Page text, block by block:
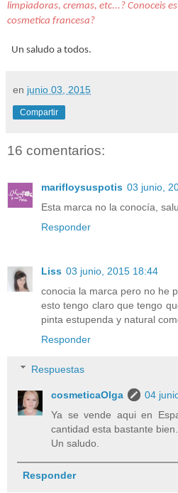
limpiadoras, cremas, etc...? Conoceis
cosmetica francesa?
Un saludo a todos.
en junio 03, 2015
Compartir
16 comentarios:
marifloysuspotis 03 junio,
Esta marca no la conocía,
Responder
Liss 03 junio, 2015 18:44
conocia la marca pero no he
esto tengo claro que tengo
pinta estupenda y natural
Responder
Respuestas
cosmeticaOlga
04
Ya se vende aqui en
cantidad esta bastante
Un saludo.
Responder